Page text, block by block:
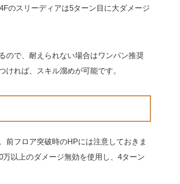
のスリーディアは5ターン目に大ダメージ
ので、耐えられない場合はワンパン推奨
れば、スキル溜めが可能です。
前フロア突破時のHPには注意しておきま
以上のダメージ無効を使用し、4ターン